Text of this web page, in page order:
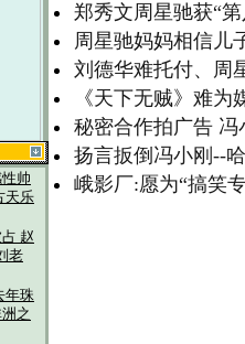
帅
天乐
赵
老
年珠
之
郑秀文周星驰获“
周星驰妈妈相信儿
刘德华难托付、周
《天下无贼》难
秘密合作拍广告 冯
扬言扳倒冯小刚--
峨影厂:愿为“搞笑